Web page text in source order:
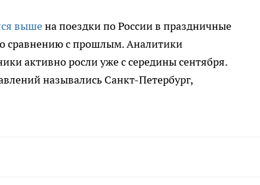
вышена поездки по России в праздничные
сравнению с прошлым. Аналитики
активно росли уже с середины сентября.
назывались Санкт-Петербург,